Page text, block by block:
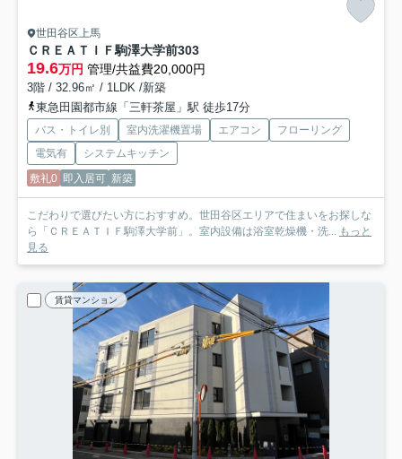
世田谷区上馬
ＣＲＥＡＴＩＦ駒澤大学前303
19.6万円 管理/共益費20,000円
3階 / 32.96㎡ / 1LDK /新築
東急田園都市線「三軒茶屋」駅 徒歩17分
バス・トイレ別 室内洗濯機置場 エアコン
フローリング
電気有
システムキッチン
敷礼0 即入居可 新築
こだわりで選びたい方におすすめ。世田谷区エリアで住まいをお探しな
ら「ＣＲＥＡＴＩＦ駒澤大学前」。室内設備は浴室乾燥機・洗... もっと
見る
賃貸マンション